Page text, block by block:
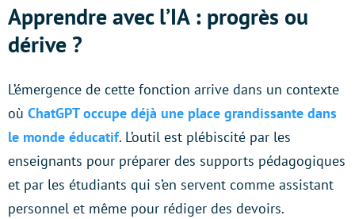
Apprendre avec l’IA : progrès ou
dérive ?
L’émergence de cette fonction arrive dans un contexte
où ChatGPT occupe déjà une place grandissante dans
le monde éducatif. L’outil est plébiscité par les
enseignants pour préparer des supports pédagogiques
et par les étudiants qui s’en servent comme assistant
personnel et même pour rédiger des devoirs.